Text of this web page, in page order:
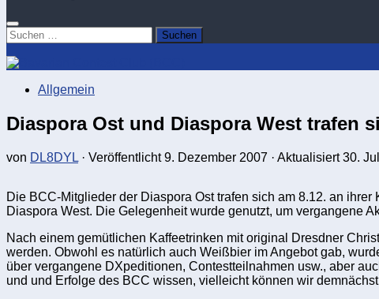
Suchen
nach:
Allgemein
Diaspora Ost und Diaspora West trafen
von DL8DYL · Veröffentlicht9. Dezember 2007 · Aktualisiert30.
Die BCC-Mitglieder der Diaspora Ost trafen sich am 8.12. an
Diaspora West. Die Gelegenheit wurde genutzt, um vergangene
Nach einem gemütlichen Kaffeetrinken mit original Dresdner
werden. Obwohl es natürlich auch Weißbier im Angebot gab,
über vergangene DXpeditionen, Contestteilnahmen usw., aber
und und Erfolge des BCC wissen, vielleicht können wir